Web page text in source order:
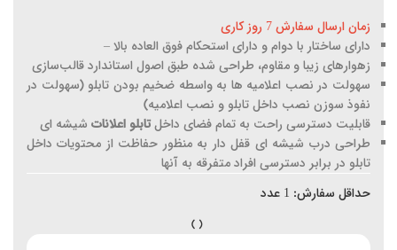
زمان ارسال سفارش 7 روز کاری
دارای ساختار با دوام و دارای استحکام فوق العاده بالا –
زهوارهای زیبا و مقاوم، طراحی شده طبق اصول استاندارد قالب‌سازی
سهولت در نصب اعلامیه ها به واسطه ضخیم بودن تابلو (سهولت در
نفوذ سوزن نصب داخل تابلو و نصب اعلامیه)
قابلیت دسترسی راحت به تمام فضای داخلتابلو اعلانات شیشه ای
طراحی درب شیشه ای قفل دار به منظور حفاظت از محتویات داخل
تابلو در برابر دسترسی افراد متفرقه به آنها
حداقل سفارش: 1 عدد